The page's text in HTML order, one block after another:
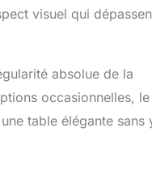
visuel qui
absolue de la
occasionnelles, le
table élégante sans